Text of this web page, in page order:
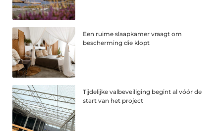
Een ruime slaapkamer vraagt om
bescherming die klopt
Tijdelijke valbeveiliging begint al vóór de
start van het project